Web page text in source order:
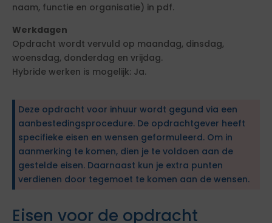
naam, functie en organisatie) in pdf.
Werkdagen
Opdracht wordt vervuld op maandag, dinsdag,
woensdag, donderdag en vrijdag.
Hybride werken is mogelijk: Ja.
Deze opdracht voor inhuur wordt gegund via een
aanbestedingsprocedure. De opdrachtgever heeft
specifieke eisen en wensen geformuleerd. Om in
aanmerking te komen, dien je te voldoen aan de
gestelde eisen. Daarnaast kun je extra punten
verdienen door tegemoet te komen aan de wensen.
Eisen voor de opdracht